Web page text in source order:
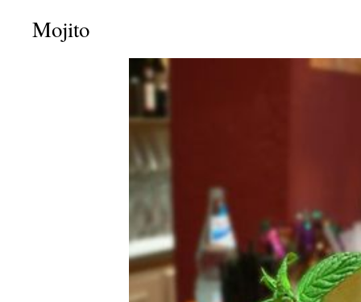
Mojito